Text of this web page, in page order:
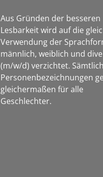
Aus Gründen der besseren
Lesbarkeit wird auf die
Verwendung der
männlich, weiblich und
(m/w/d) verzichtet.
Personenbezeichnungen
gleichermaßen für alle
Geschlechter.